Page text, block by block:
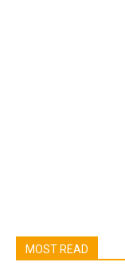
MOST READ